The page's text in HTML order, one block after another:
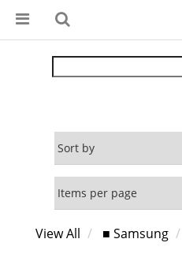
View All ■ Samsung